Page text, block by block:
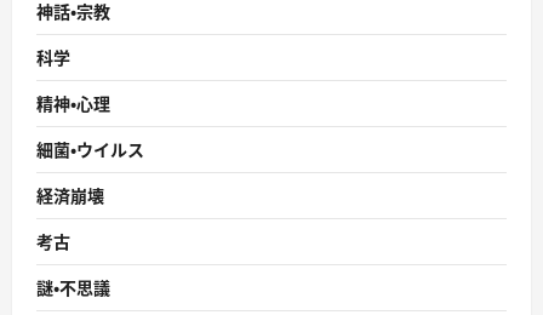
神話・宗教
科学
精神・心理
細菌・ウイルス
経済崩壊
考古
謎・不思議